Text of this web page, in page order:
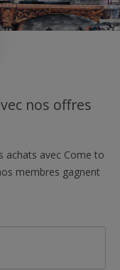
nos offres
achats avec Come to
membres gagnent